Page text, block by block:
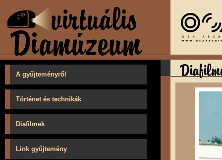
A gyűjteményről
Történet és technikák
Diafilmek
Link gyűjtemény